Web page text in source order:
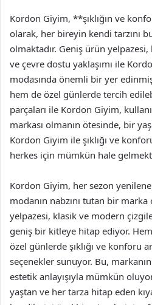
Kordon Giyim, **şıklığın ve
olarak, her bireyin kendi tarzını
olmaktadır. Geniş ürün
ve çevre dostu yaklaşımı ile
modasında önemli bir yer
hem de özel günlerde tercih
parçaları ile Kordon Giyim,
markası olmanın ötesinde, bir
Kordon Giyim ile şıklığı ve
herkes için mümkün hale
Kordon Giyim, her sezon
modanın nabzını tutan bir marka
yelpazesi, klasik ve modern
geniş bir kitleye hitap ediyor.
özel günlerde şıklığı ve konforu
seçenekler sunuyor. Bu,
estetik anlayışıyla mümkün
yaştan ve her tarza hitap eden